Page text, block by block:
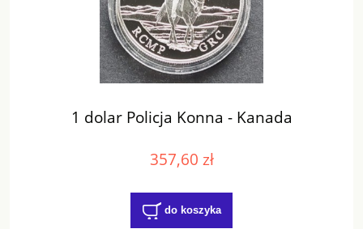
1 dolar Policja Konna - Kanada
357,60 zł
do koszyka